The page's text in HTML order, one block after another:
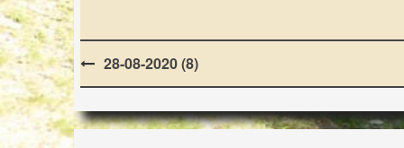
Post
navigation
28-08-2020 (8)